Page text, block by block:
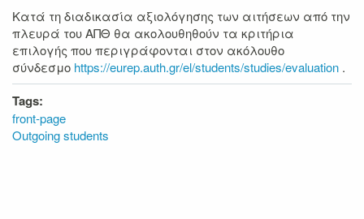
Κατά τη διαδικασία αξιολόγησης των αιτήσεων από την
πλευρά του ΑΠΘ θα ακολουθηθούν τα κριτήρια
επιλογής που περιγράφονται στον ακόλουθο
σύνδεσμο https://eurep.auth.gr/el/students/studies/evaluation .
Tags:
front-page
Outgoing students